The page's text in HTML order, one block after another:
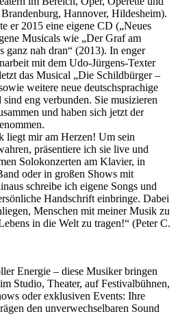
Hannover, Hildesheim).
er 2015 eine eigene CD („Neues
Musicals wie „Der Graf am
ganz nah dran“ (2013). In enger
mit dem Udo-Jürgens-Texter
das Musical „Die Schildbürger –
weitere neue deutschsprachige
eng verbunden. Sie musizieren
und haben sich jetzt der
liegt mir am Herzen! Um sein
präsentiere ich sie live und
Solokonzerten am Klavier, in
oder in großen Shows mit
schreibe ich eigene Songs und
Handschrift einbringe. Dabei
Menschen mit meiner Musik zu
in die Welt zu tragen!“ (Peter C.
Energie – diese Musiker bringen
Studio, Theater, auf Festivalbühnen,
oder exklusiven Events: Ihre
den unverwechselbaren Sound